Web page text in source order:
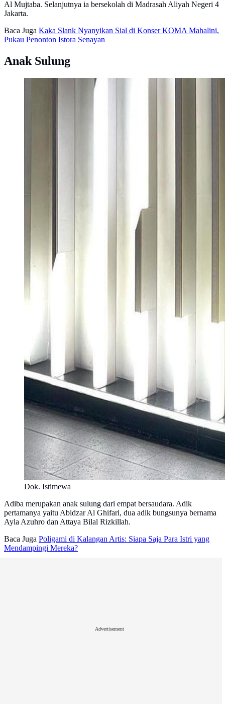
Al Mujtaba. Selanjutnya ia bersekolah di Madrasah Aliyah Negeri 4
Jakarta.
Baca Juga Kaka Slank Nyanyikan Sial di Konser KOMA Mahalini,
Pukau Penonton Istora Senayan
Anak Sulung
Dok. Istimewa
Adiba merupakan anak sulung dari empat bersaudara. Adik
pertamanya yaitu Abidzar Al Ghifari, dua adik bungsunya bernama
Ayla Azuhro dan Attaya Bilal Rizkillah.
Baca Juga Poligami di Kalangan Artis: Siapa Saja Para Istri yang
Mendampingi Mereka?
Advertisement